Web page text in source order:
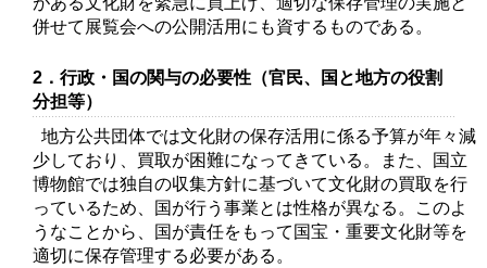
併せて展覧会への公開活用にも資するものである。
2．行政・国の関与の必要性（官民、国と地方の役割
分担等）
地方公共団体では文化財の保存活用に係る予算が年々減
少しており、買取が困難になってきている。また、国立
博物館では独自の収集方針に基づいて文化財の買取を行
っているため、国が行う事業とは性格が異なる。このよ
うなことから、国が責任をもって国宝・重要文化財等を
適切に保存管理する必要がある。